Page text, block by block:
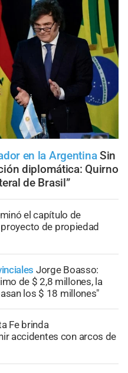
en la Argentina Sin
diplomática: Quirno
de Brasil”
el capítulo de
de propiedad
Jorge Boasso:
de $ 2,8 millones, la
los $ 18 millones"
Fe brinda
accidentes con arcos de